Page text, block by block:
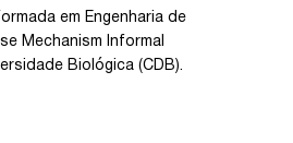
em Engenharia de
Mechanism Informal
Biológica (CDB).